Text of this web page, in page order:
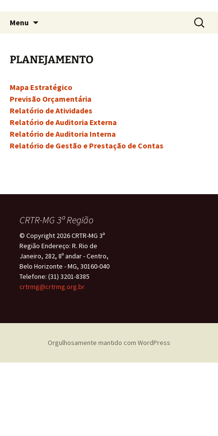
Transparência CRTR-MG 3ª
Região
Menu
por:
PLANEJAMENTO
Mapa Estratégico
Previsão Orçamentária
Relatório de Atividades
Relatório de Auditoria Externa
Relatório de Auditoria Interna
Relatório de Gestão e Prestação de Contas
CRTR-MG 3ª Região
© Copyright 2026 CRTR-MG 3ª
Região Endereço: R. Rio de
Janeiro, 282, 8º andar - Centro,
Belo Horizonte - MG, 30160-040
Telefone: (31) 3201-8385
crtrmg@crtrmg.org.br
Orgulhosamente mantido com WordPress